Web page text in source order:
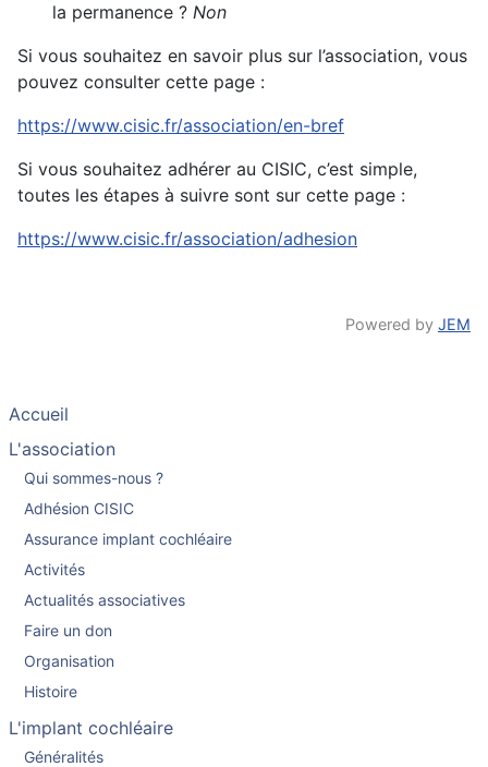
la permanence ? Non
Si vous souhaitez en savoir plus sur l’association, vous
pouvez consulter cette page :
https://www.cisic.fr/association/en-bref
Si vous souhaitez adhérer au CISIC, c’est simple,
toutes les étapes à suivre sont sur cette page :
https://www.cisic.fr/association/adhesion
Powered by JEM
Accueil
L'association
Qui sommes-nous ?
Adhésion CISIC
Assurance implant cochléaire
Activités
Actualités associatives
Faire un don
Organisation
Histoire
L'implant cochléaire
Généralités